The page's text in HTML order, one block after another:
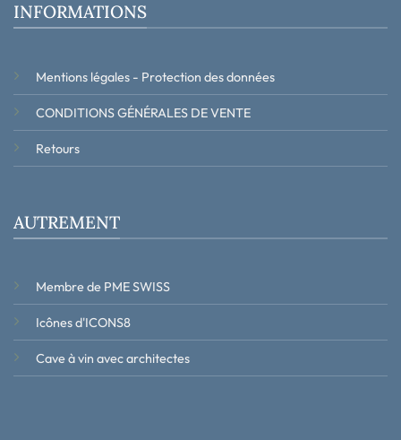
INFORMATIONS
Mentions légales - Protection des données
CONDITIONS GÉNÉRALES DE VENTE
Retours
AUTREMENT
Membre de PME SWISS
Icônes d'ICONS8
Cave à vin avec architectes